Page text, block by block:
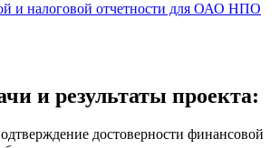
и налоговой отчетности для ОАО НПО
и результаты проекта:
достоверности финансовой